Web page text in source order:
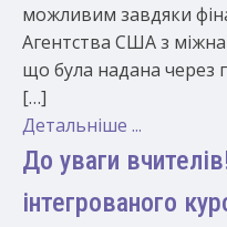
можливим завдяки
Агентства США з
що була надана через
[…]
Детальніше ...
До уваги
інтегрованого